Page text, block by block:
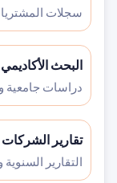
سجلات
البحث الأكاديمي
دراسات
تقارير الشركات
التقارير